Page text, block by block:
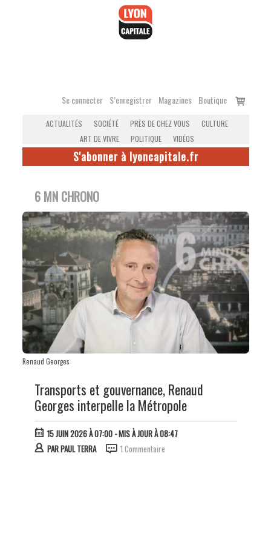
Se connecter S’enregistrer Magazines Boutique
Voir
ACTUALITÉS SOCIÉTÉ PRÈS DE CHEZ VOUS
CULTURE
ART DE VIVRE
POLITIQUE VIDÉOS
S'abonner à lyoncapitale.fr
6 MN CHRONO
Renaud Georges
Transports et gouvernance, Renaud
Georges interpelle la Métropole
15 JUIN 2026 À 07:00- MIS À JOUR À 08:47
PARPAUL TERRA 1 Commentaire